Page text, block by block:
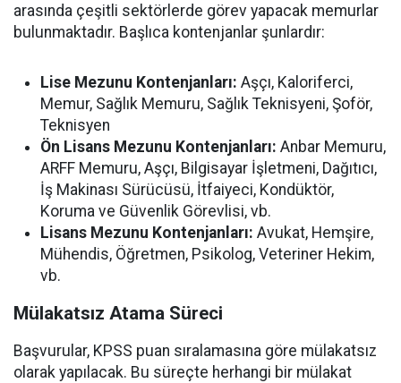
arasında çeşitli sektörlerde görev yapacak memurlar
bulunmaktadır. Başlıca kontenjanlar şunlardır:
Lise Mezunu Kontenjanları: Aşçı, Kaloriferci,
Memur, Sağlık Memuru, Sağlık Teknisyeni, Şoför,
Teknisyen
Ön Lisans Mezunu Kontenjanları: Anbar Memuru,
ARFF Memuru, Aşçı, Bilgisayar İşletmeni, Dağıtıcı,
İş Makinası Sürücüsü, İtfaiyeci, Kondüktör,
Koruma ve Güvenlik Görevlisi, vb.
Lisans Mezunu Kontenjanları: Avukat, Hemşire,
Mühendis, Öğretmen, Psikolog, Veteriner Hekim,
vb.
Mülakatsız Atama Süreci
Başvurular, KPSS puan sıralamasına göre mülakatsız
olarak yapılacak. Bu süreçte herhangi bir mülakat